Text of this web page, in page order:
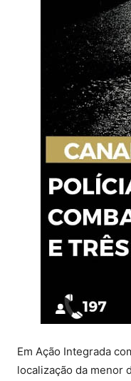
Em Ação Integrada
localização da menor